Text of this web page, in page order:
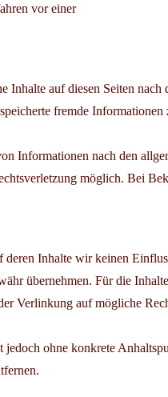
vor einer
auf diesen Seiten
fremde
Informationen nach den
möglich. Bei
Inhalte wir keinen
übernehmen. Für die
Verlinkung auf mögliche
ohne konkrete